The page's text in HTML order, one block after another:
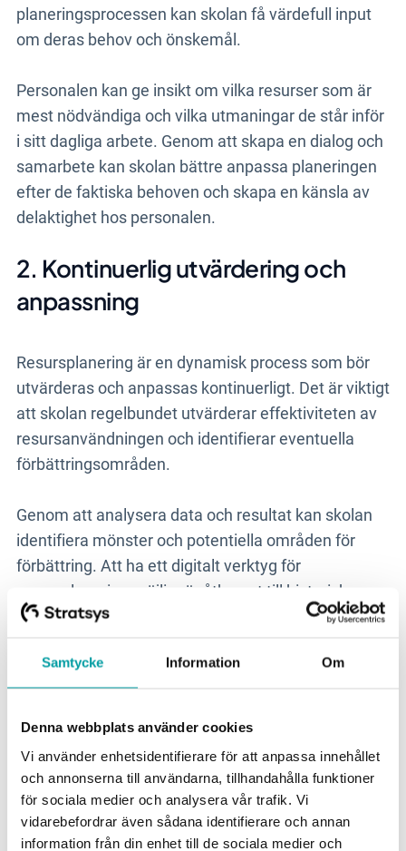
Samtycke Information Om
Denna webbplats använder cookies
Vi använder enhetsidentifierare för att anpassa innehållet
och annonserna till användarna, tillhandahålla funktioner
för sociala medier och analysera vår trafik. Vi
vidarebefordrar även sådana identifierare och annan
information från din enhet till de sociala medier och
planeringsprocessen kan skolan få värdefull input
om deras behov och önskemål.
Personalen kan ge insikt om vilka resurser som är
mest nödvändiga och vilka utmaningar de står inför
i sitt dagliga arbete. Genom att skapa en dialog och
samarbete kan skolan bättre anpassa planeringen
efter de faktiska behoven och skapa en känsla av
delaktighet hos personalen.
2. Kontinuerlig utvärdering och
anpassning
Resursplanering är en dynamisk process som bör
utvärderas och anpassas kontinuerligt. Det är viktigt
att skolan regelbundet utvärderar effektiviteten av
resursanvändningen och identifierar eventuella
förbättringsområden.
Genom att analysera data och resultat kan skolan
identifiera mönster och potentiella områden för
förbättring. Att ha ett digitalt verktyg för
resursplanering möjliggör åtkomst till historiska
data och analyser, vilket underlättar
för framtida resursallokering.
3. Maximera resurserna med ett
digitalt verktyg
Utforska möjligheten att införa ett verktyg för
resursplaneringen som kan underlätta och